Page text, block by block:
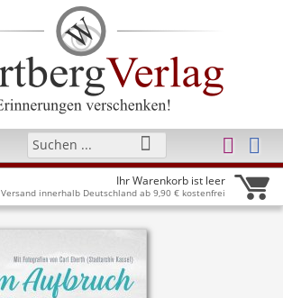
Ihr Warenkorb ist leer
Versand innerhalb Deutschland ab 9,90 € kostenfrei